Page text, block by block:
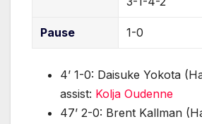
Pause 1-0
4’ 1-0: Daisuke Yokota
assist: Kolja Oudenne
47’ 2-0: Brent Kallman